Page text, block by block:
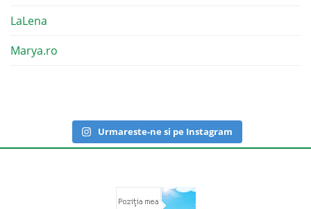
LaLena
Marya.ro
Urmareste-ne si pe Instagram